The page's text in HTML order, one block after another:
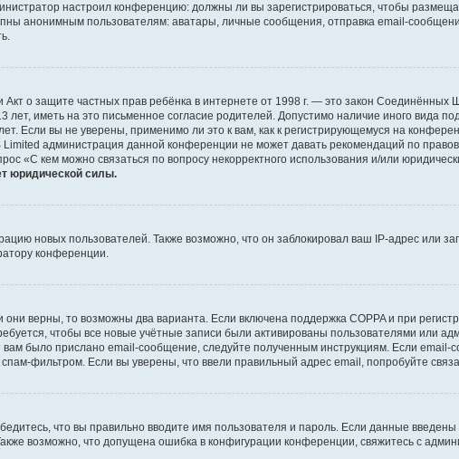
настроил конференцию: должны ли вы зарегистрироваться, чтобы
анонимным пользователям: аватары, личные сообщения, отправка email-
Акт о защите частных прав ребёнка в интернете от 1998 г. — это закон Соединённых
иметь на это письменное согласие родителей. Допустимо наличие иного вида
Если вы не уверены, применимо ли это к вам, как к регистрирующемуся на
администрация данной конференции не может давать рекомендаций по
«С кем можно связаться по вопросу некорректного использования и/или
юридической силы.
новых пользователей. Также возможно, что он заблокировал ваш IP-адрес или
конференции.
верны, то возможны два варианта. Если включена поддержка COPPA и при
чтобы все новые учётные записи были активированы пользователями или
было прислано email-сообщение, следуйте полученным инструкциям. Если email-
фильтром. Если вы уверены, что ввели правильный адрес email, попробуйте
что вы правильно вводите имя пользователя и пароль. Если данные
возможно, что допущена ошибка в конфигурации конференции, свяжитесь с